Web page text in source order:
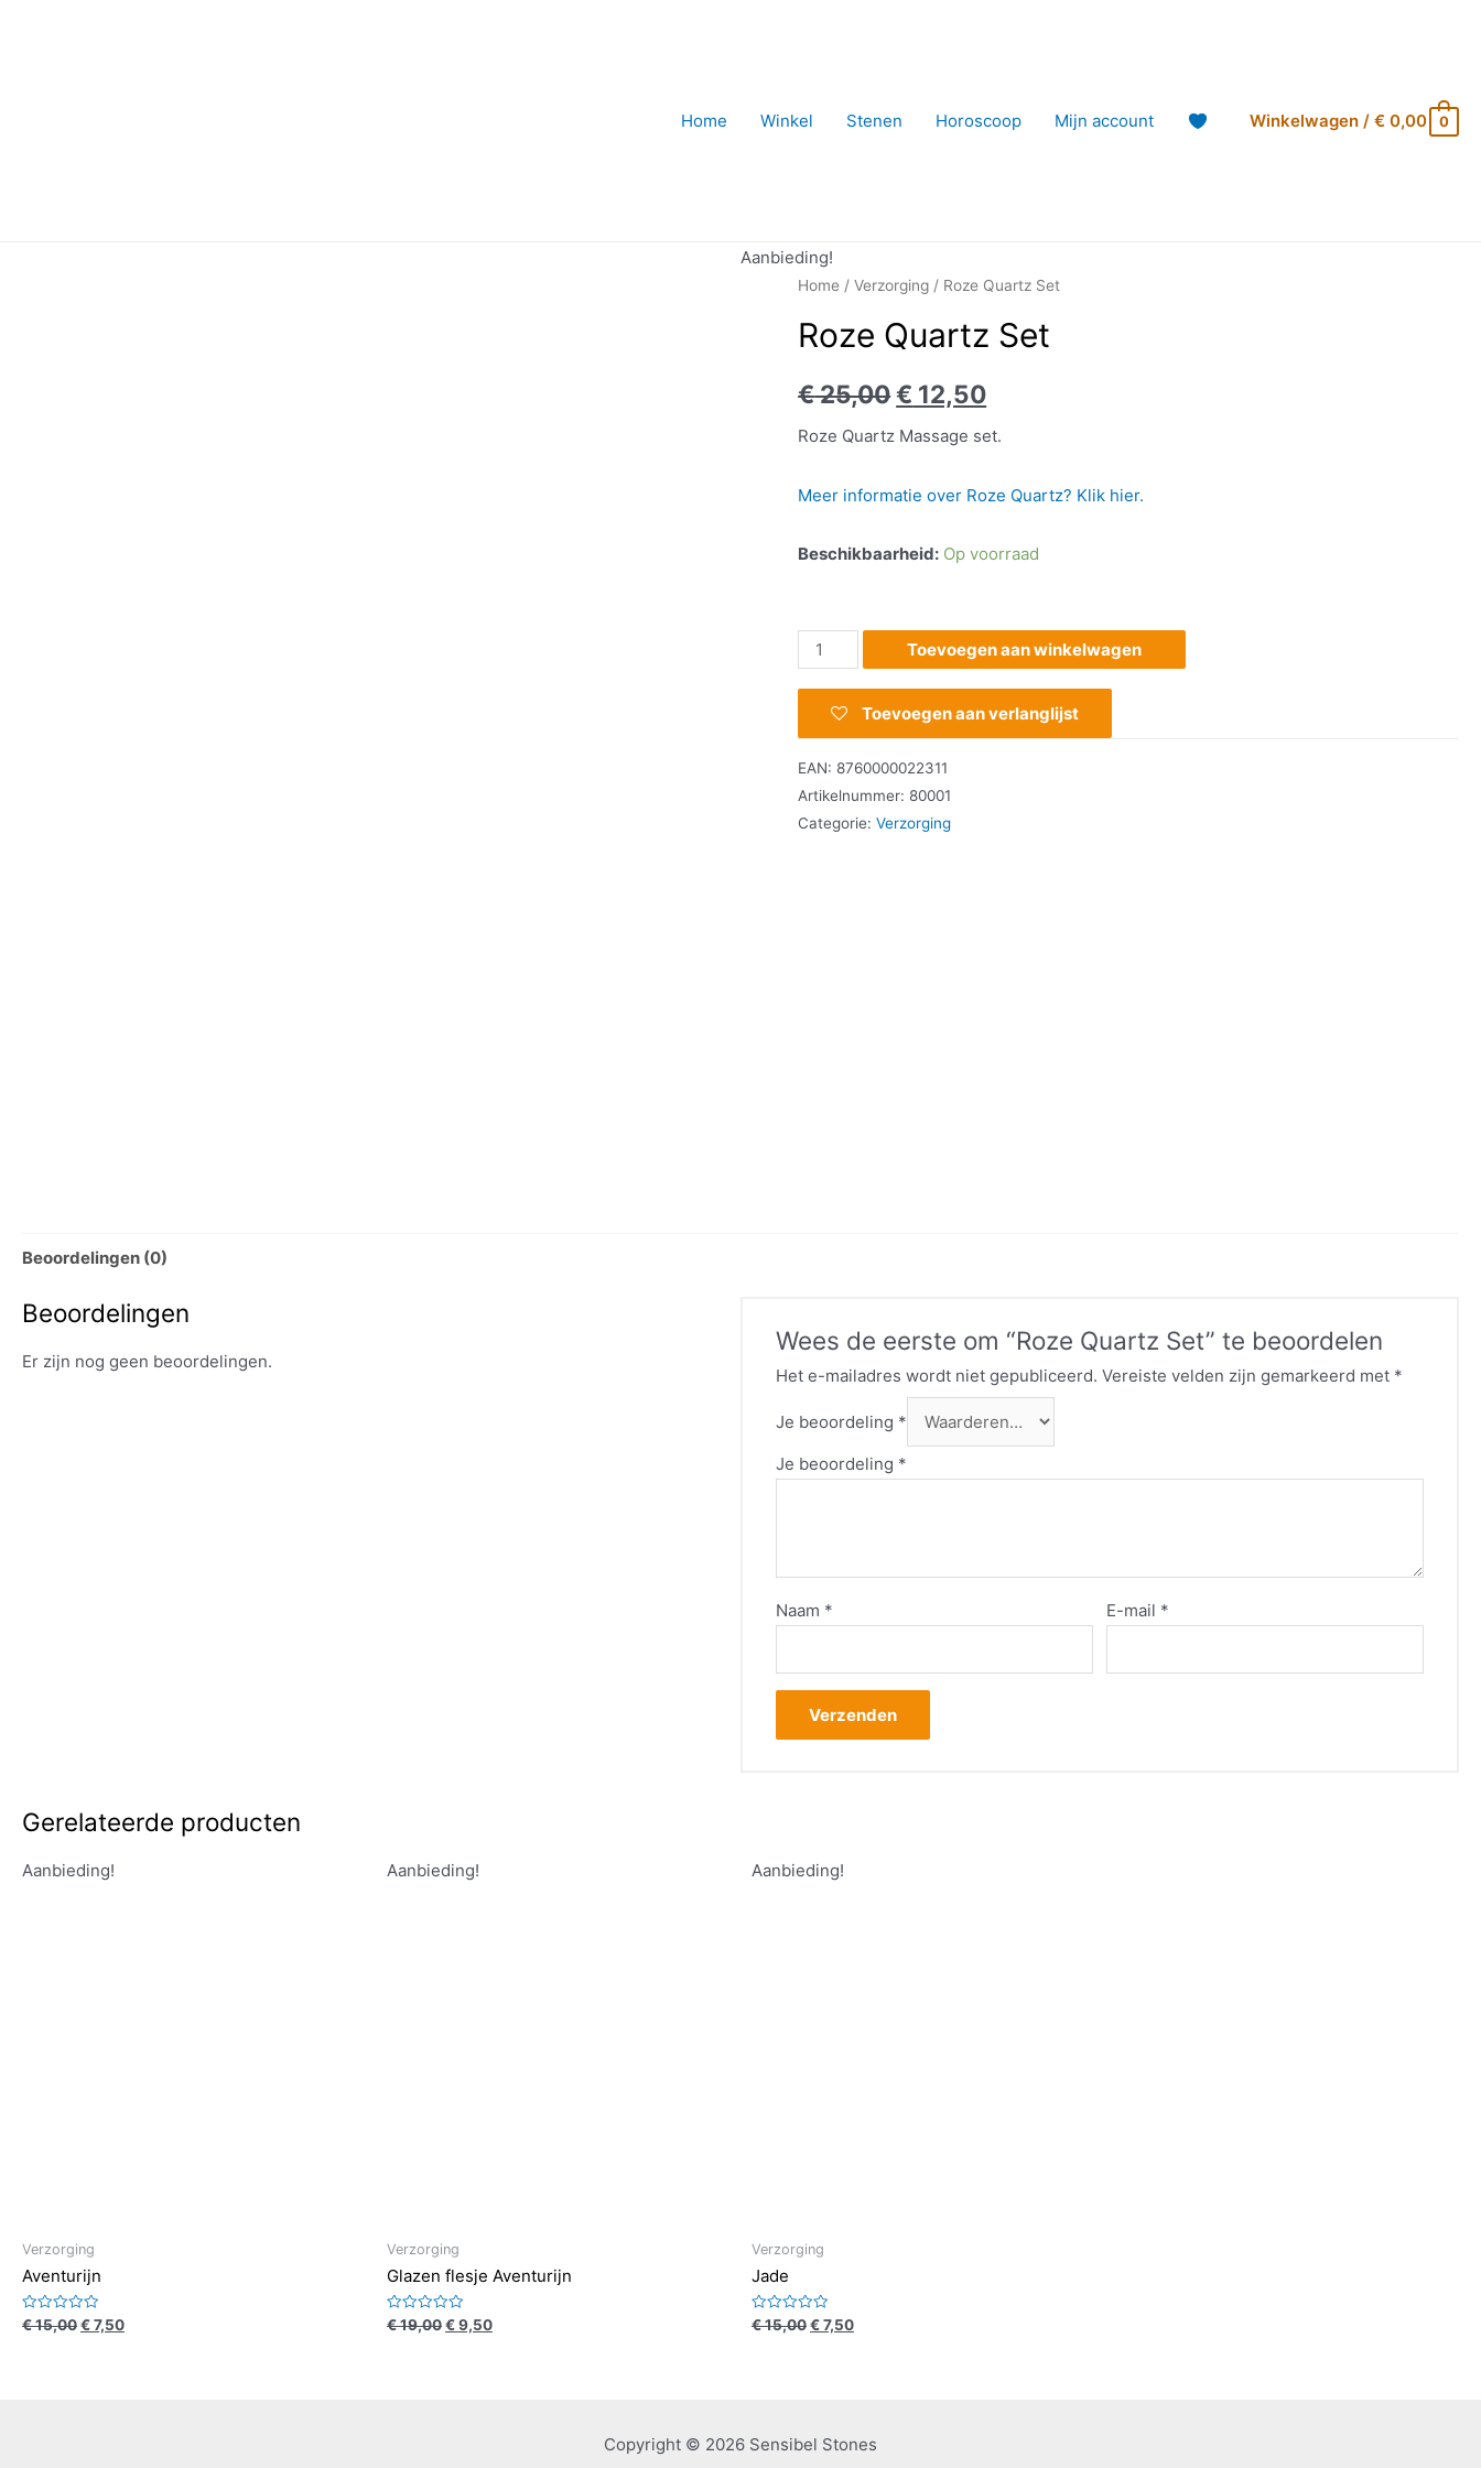
Home Winkel Stenen Horoscoop Mijn account Winkelwagen/ €0,00 0
Aanbieding!
Home /Verzorging / Roze Quartz Set
Roze Quartz Set
€25,00€ 12,50
Roze Quartz Massage set.
Meer informatie over Roze Quartz? Klik hier.
Beschikbaarheid: Op voorraad
Toevoegen aan winkelwagen
Toevoegen aan verlanglijst
EAN:8760000022311
Artikelnummer:80001
Categorie:Verzorging
Beoordelingen (0)
Beoordelingen
Er zijn nog geen beoordelingen.
Wees de eerste om “Roze Quartz Set” te beoordelen
Het e-mailadres wordt niet gepubliceerd. Vereiste velden zijn gemarkeerd met *
Je beoordeling *
Je beoordeling *
Naam * E-mail *
Gerelateerde producten
Aanbieding!
Verzorging
Aventurijn
Waardering
€15,00€7,50
Aanbieding!
Verzorging
Glazen flesje Aventurijn
Waardering
€19,00€9,50
Aanbieding!
Verzorging
Jade
Waardering
€15,00€7,50
Copyright © 2026 Sensibel Stones